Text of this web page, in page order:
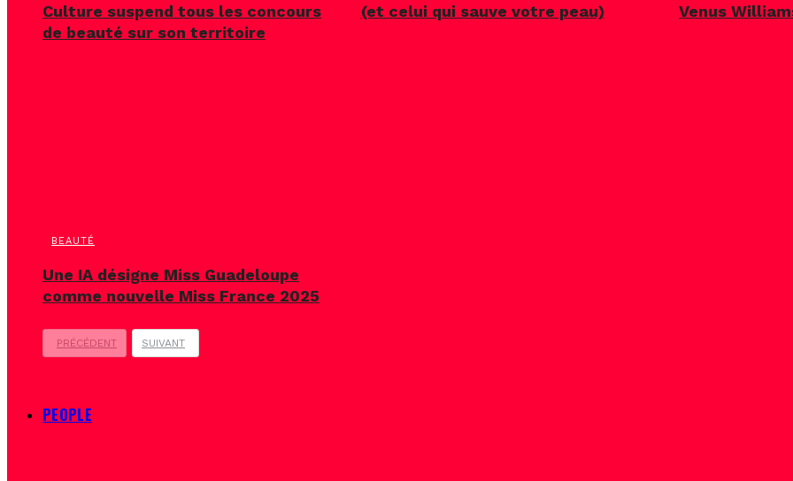
Culture suspend tous les concours
de beauté sur son territoire
(et celui qui sauve votre peau)
Venus
BEAUTÉ
Une IA désigne Miss Guadeloupe
comme nouvelle Miss France 2025
PRÉCÉDENT SUIVANT
PEOPLE